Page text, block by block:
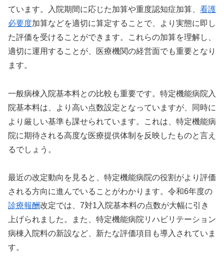
ています。入院期間に応じた加算や重度認知症加算、 看護
必要度加算などを適切に算定することで、より実態に即し
た評価を受けることができます。これらの加算を理解し、
適切に運用することが、医療機関の経営面でも重要となり
ます。
一般病棟入院基本料との比較も重要です。特定機能病院入
院基本料は、より高い点数設定となっていますが、同時に
より厳しい基準も課せられています。これは、特定機能病
院に期待される高度な医療提供体制を反映したものと言え
るでしょう。
最近の改定動向を見ると、特定機能病院の役割がより評価
される方向に進んでいることがわかります。令和6年度の
診療報酬改定では、7対1入院基本料の点数が大幅に引き
上げられました。また、特定機能病院リハビリテーション
病棟入院料の新設など、新たな評価項目も導入されていま
す。